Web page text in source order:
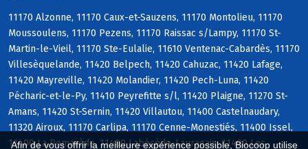
Afin de vous offrir la meilleure expérience possible, Biocoop utilise
11170 Alzonne, 11170 Caux-et-Sauzens, 11170 Montolieu, 11170
Moussoulens, 11170 Pezens, 11170 Raissac s/Lampy, 11170 St-
Martin-le-Vieil, 11170 Ste-Eulalie, 11610 Ventenac-Cabardès, 11170
Villesèquelande, 11420 Belpech, 11420 Cahuzac, 11420 Lafage,
11420 Mayreville, 11420 Molandier, 11420 Pech-Luna, 11420
Pécharic-et-le-Py, 11410 Peyrefitte s/l, 11420 Plaigne, 11270 St-
Amans, 11420 St-Sernin, 11420 Villautou, 11400 Castelnaudary,
11320 Airoux, 11170 Carlipa, 11170 Cenne-Monestiés, 11400 Issel,
11400 La Pomarède, 11400 Labécède-Lauragais, 11400 Les